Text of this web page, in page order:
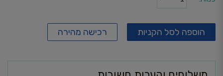
הוספה לסל הקניות רכישה מהירה